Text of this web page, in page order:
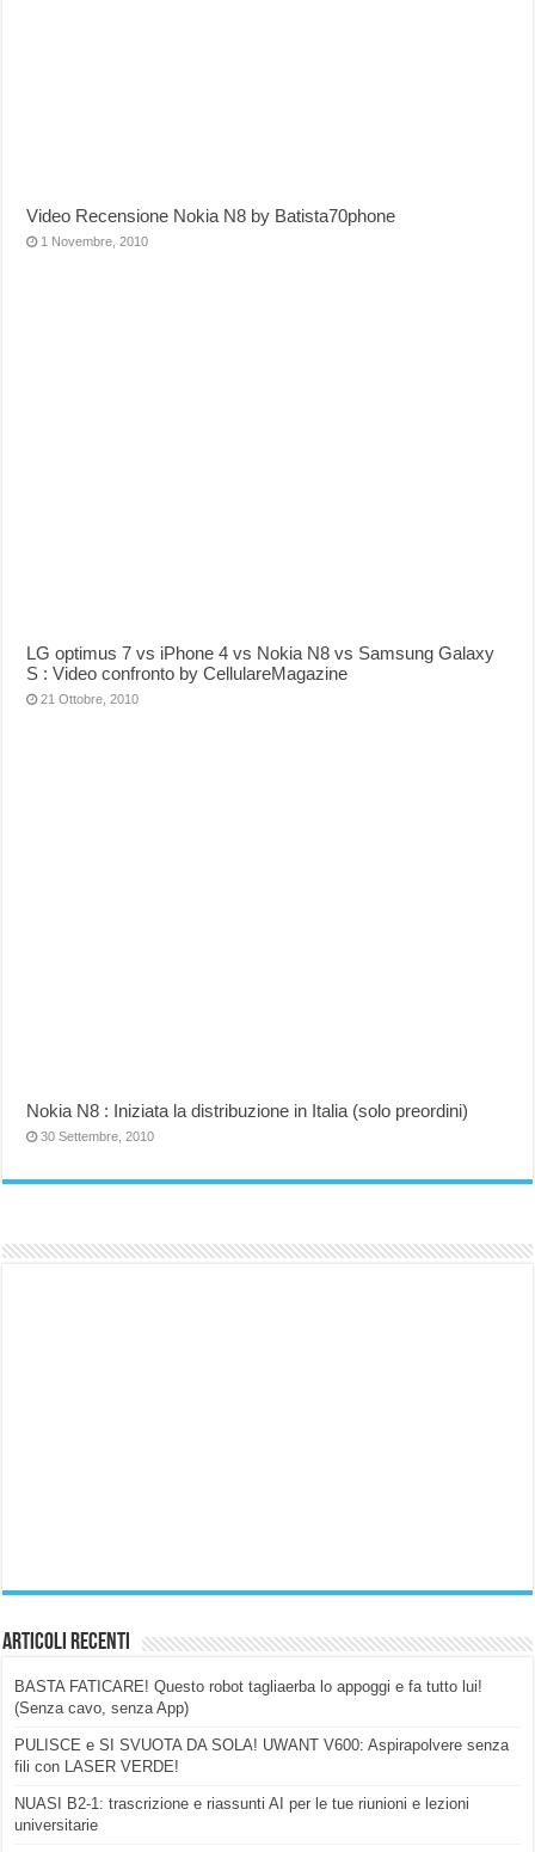
Video Recensione Nokia N8 by Batista70phone
1 Novembre, 2010
LG optimus 7 vs iPhone 4 vs Nokia N8 vs Samsung Galaxy
S : Video confronto by CellulareMagazine
21 Ottobre, 2010
Nokia N8 : Iniziata la distribuzione in Italia (solo preordini)
30 Settembre, 2010
Articoli Recenti
BASTA FATICARE! Questo robot tagliaerba lo appoggi e fa tutto lui!
(Senza cavo, senza App)
PULISCE e SI SVUOTA DA SOLA! UWANT V600: Aspirapolvere senza
fili con LASER VERDE!
NUASI B2-1: trascrizione e riassunti AI per le tue riunioni e lezioni
universitarie